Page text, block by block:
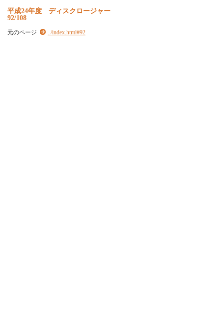
平成24年度 ディ スク ロージャー
92/108
元のページ ../index.html#92